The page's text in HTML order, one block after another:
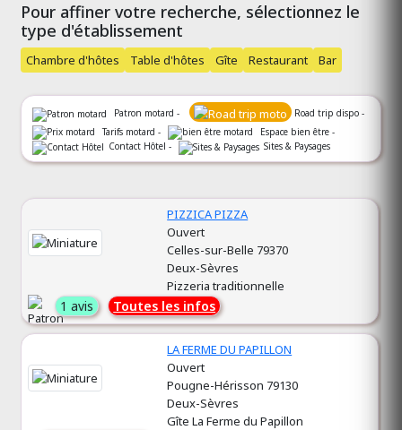
Pour affiner votre recherche, sélectionnez le
type d'établissement
Chambre d'hôtes Table d'hôtes Gîte Restaurant Bar
Patron motard -
Road trip dispo -
Tarifs motard -
Espace bien être -
Contact Hôtel -
Sites & Paysages
PIZZICA PIZZA
Ouvert
Celles-sur-Belle 79370
Deux-Sèvres
Pizzeria traditionnelle
1 avis Toutes les infos
LA FERME DU PAPILLON
Ouvert
Pougne-Hérisson 79130
Deux-Sèvres
Gîte La Ferme du Papillon